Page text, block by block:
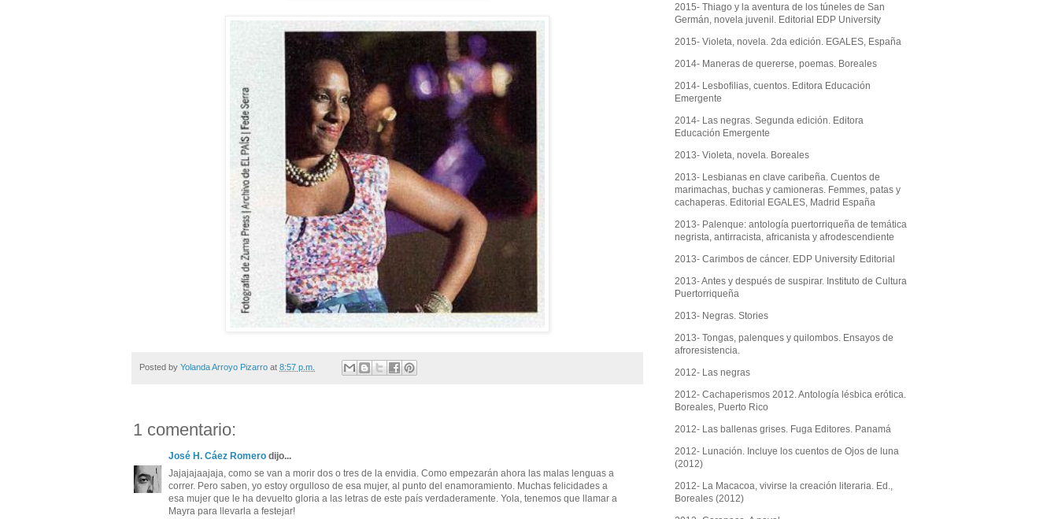
Posted by Yolanda Arroyo Pizarro at 8:57 p.m.
1 comentario:
José H. Cáez Romero dijo...
Jajajajaajaja, como se van a morir dos o tres de la envidia. Como empezarán ahora las malas lenguas a
correr. Pero saben, yo estoy orgulloso de esa mujer, al punto del enamoramiento. Muchas felicidades a
esa mujer que le ha devuelto gloria a las letras de este país verdaderamente. Yola, tenemos que llamar a
Mayra para llevarla a festejar!
2015- Thiago y la aventura de los túneles de San
Germán, novela juvenil. Editorial EDP University
2015- Violeta, novela. 2da edición. EGALES, España
2014- Maneras de quererse, poemas. Boreales
2014- Lesbofilias, cuentos. Editora Educación
Emergente
2014- Las negras. Segunda edición. Editora
Educación Emergente
2013- Violeta, novela. Boreales
2013- Lesbianas en clave caribeña. Cuentos de
marimachas, buchas y camioneras. Femmes, patas y
cachaperas. Editorial EGALES, Madrid España
2013- Palenque: antología puertorriqueña de temática
negrista, antirracista, africanista y afrodescendiente
2013- Carimbos de cáncer. EDP University Editorial
2013- Antes y después de suspirar. Instituto de Cultura
Puertorriqueña
2013- Negras. Stories
2013- Tongas, palenques y quilombos. Ensayos de
afroresistencia.
2012- Las negras
2012- Cachaperismos 2012. Antología lésbica erótica.
Boreales, Puerto Rico
2012- Las ballenas grises. Fuga Editores. Panamá
2012- Lunación. Incluye los cuentos de Ojos de luna
(2012)
2012- La Macacoa, vivirse la creación literaria. Ed.,
Boreales (2012)